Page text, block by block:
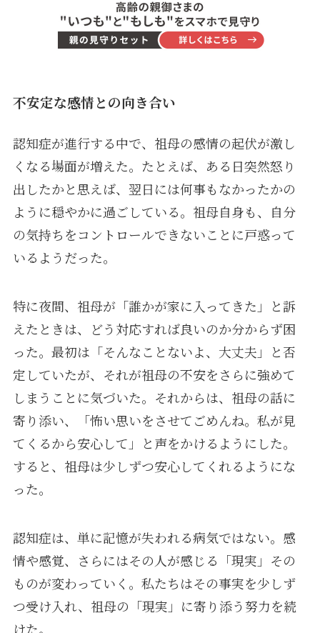
不安定な感情との向き合い
認知症が進行する中で、祖母の感情の起伏が激し
くなる場面が増えた。たとえば、ある日突然怒り
出したかと思えば、翌日には何事もなかったかの
ように穏やかに過ごしている。祖母自身も、自分
の気持ちをコントロールできないことに戸惑って
いるようだった。
特に夜間、祖母が「誰かが家に入ってきた」と訴
えたときは、どう対応すれば良いのか分からず困
った。最初は「そんなことないよ、大丈夫」と否
定していたが、それが祖母の不安をさらに強めて
しまうことに気づいた。それからは、祖母の話に
寄り添い、「怖い思いをさせてごめんね。私が見
てくるから安心して」と声をかけるようにした。
すると、祖母は少しずつ安心してくれるようにな
った。
認知症は、単に記憶が失われる病気ではない。感
情や感覚、さらにはその人が感じる「現実」その
ものが変わっていく。私たちはその事実を少しず
つ受け入れ、祖母の「現実」に寄り添う努力を続
けた。